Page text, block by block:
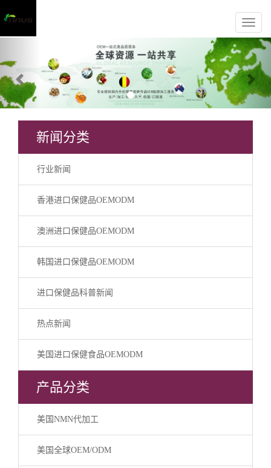
新闻分类
行业新闻
香港进口保健品OEMODM
澳洲进口保健品OEMODM
韩国进口保健品OEMODM
进口保健品科普新闻
热点新闻
美国进口保健食品OEMODM
产品分类
美国NMN代加工
美国全球OEM/ODM